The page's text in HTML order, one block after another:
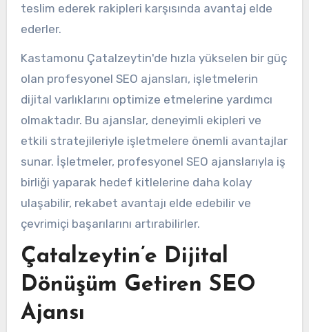
teslim ederek rakipleri karşısında avantaj elde
ederler.
Kastamonu Çatalzeytin'de hızla yükselen bir güç
olan profesyonel SEO ajansları, işletmelerin
dijital varlıklarını optimize etmelerine yardımcı
olmaktadır. Bu ajanslar, deneyimli ekipleri ve
etkili stratejileriyle işletmelere önemli avantajlar
sunar. İşletmeler, profesyonel SEO ajanslarıyla iş
birliği yaparak hedef kitlelerine daha kolay
ulaşabilir, rekabet avantajı elde edebilir ve
çevrimiçi başarılarını artırabilirler.
Çatalzeytin’e Dijital
Dönüşüm Getiren SEO
Ajansı